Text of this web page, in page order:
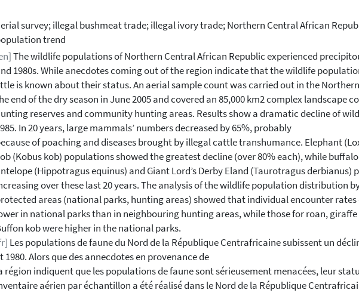
survey; illegal bushmeat trade; illegal ivory trade; Northern Central African
trend
The wildlife populations of Northern Central African Republic experienced
1980s. While anecdotes coming out of the region indicate that the wildlife
is known about their status. An aerial sample count was carried out in the
end of the dry season in June 2005 and covered an 85,000 km2 complex landscape
reserves and community hunting areas. Results show a dramatic decline of
In 20 years, large mammals’ numbers decreased by 65%, probably
of poaching and diseases brought by illegal cattle transhumance. Elephant
(Kobus kob) populations showed the greatest decline (over 80% each), while
(Hippotragus equinus) and Giant Lord’s Derby Eland (Taurotragus derbianus)
over these last 20 years. The analysis of the wildlife population distribution
areas (national parks, hunting areas) showed that individual encounter
in national parks than in neighbouring hunting areas, while those for roan,
kob were higher in the national parks.
Les populations de faune du Nord de la République Centrafricaine subissent un
1980. Alors que des annecdotes en provenance de
région indiquent que les populations de faune sont sérieusement menacées, leur
aérien par échantillon a été réalisé dans le Nord de la République